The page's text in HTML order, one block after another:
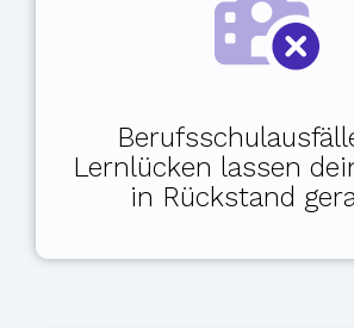
Lernlücken lassen
in Rückstand